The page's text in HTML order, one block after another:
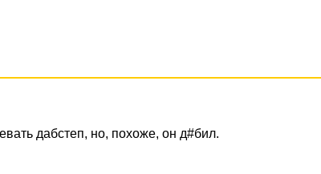
дабстеп, но, похоже, он д#бил.